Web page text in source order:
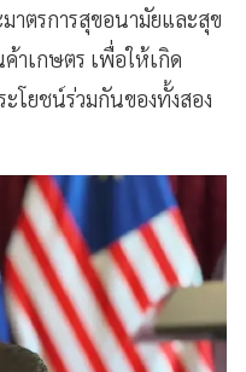
าตรการสุขอนามัยและสุข
าเกษตร เพื่อให้เกิด
โยชน์ร่วมกันของทั้งสอง